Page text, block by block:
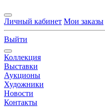
Личный кабинет Мои заказы
Выйти
Коллекция
Выставки
Аукционы
Художники
Новости
Контакты